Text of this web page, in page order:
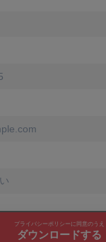
プライバシーポリシーに同意のうえ
ダウンロードする